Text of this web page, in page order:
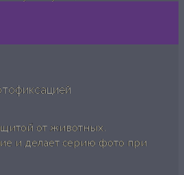
от животных.
и делает серию фото при